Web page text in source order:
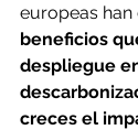
europeas
beneficios
despliegue
creces el